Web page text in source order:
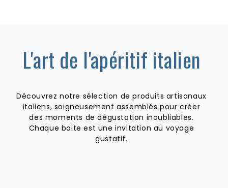
L'art de l'apéritif italien
Découvrez notre sélection de produits artisanaux
italiens, soigneusement assemblés pour créer
des moments de dégustation inoubliables.
Chaque boite est une invitation au voyage
gustatif.